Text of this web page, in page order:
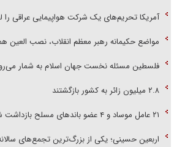
آمریکا تحریم‌های یک شرکت هواپیمایی عراقی را
مواضع حکیمانه رهبر معظم انقلاب، نصب العین
فلسطین مسئله نخست جهان اسلام به شمار
۲.۸ میلیون زائر به کشور بازگشتند
۲۱ عامل موساد و ۴ عضو باند‌های مسلح بازداشت شدند
اربعین حسینی؛ یکی از بزرگ‌ترین تجمع‌های